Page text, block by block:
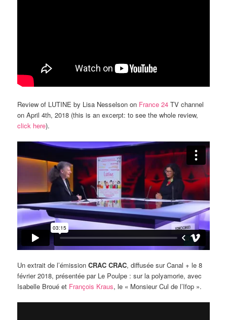
Review of LUTINE by Lisa Nesselson on France 24 TV channel
on April 4th, 2018 (this is an excerpt: to see the whole review,
click here).
Un extrait de l’émissionCRAC CRAC, diffusée sur Canal + le 8
février 2018, présentée par Le Poulpe : sur la polyamorie, avec
Isabelle Broué et François Kraus, le « Monsieur Cul de l’Ifop ».